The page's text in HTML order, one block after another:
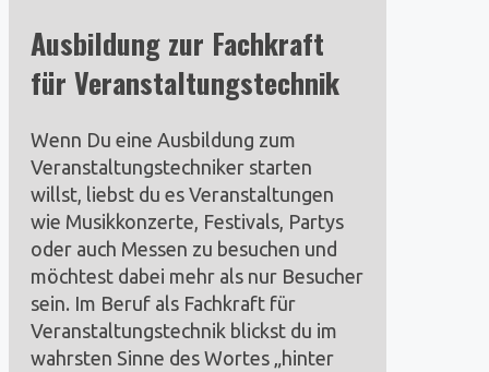
Ausbildung zur Fachkraft
für Veranstaltungstechnik
Wenn Du eine Ausbildung zum
Veranstaltungstechniker starten
willst, liebst du es Veranstaltungen
wie Musikkonzerte, Festivals, Partys
oder auch Messen zu besuchen und
möchtest dabei mehr als nur Besucher
sein. Im Beruf als Fachkraft für
Veranstaltungstechnik blickst du im
wahrsten Sinne des Wortes „hinter